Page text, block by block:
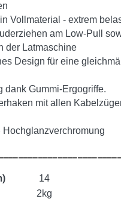
Vollmaterial - extrem
am Low-Pull
der Latmaschine
Design für eine
dank Gummi-Ergogriffe.
mit allen
Hochglanzverchromung
14
2kg